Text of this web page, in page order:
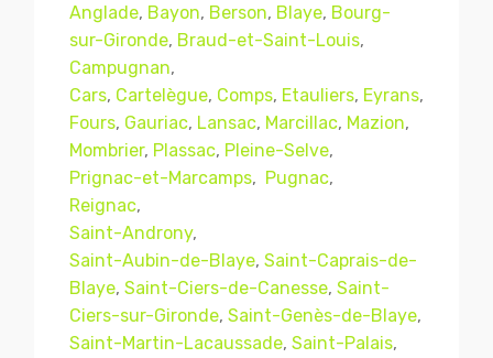
Anglade, Bayon, Berson, Blaye, Bourg-
sur-Gironde, Braud-et-Saint-Louis,
Campugnan,
Cars, Cartelègue, Comps, Etauliers, Eyrans,
Fours, Gauriac, Lansac, Marcillac, Mazion,
Mombrier, Plassac, Pleine-Selve,
Prignac-et-Marcamps, Pugnac,
Reignac,
Saint-Androny,
Saint-Aubin-de-Blaye, Saint-Caprais-de-
Blaye, Saint-Ciers-de-Canesse, Saint-
Ciers-sur-Gironde, Saint-Genès-de-Blaye,
Saint-Martin-Lacaussade, Saint-Palais,